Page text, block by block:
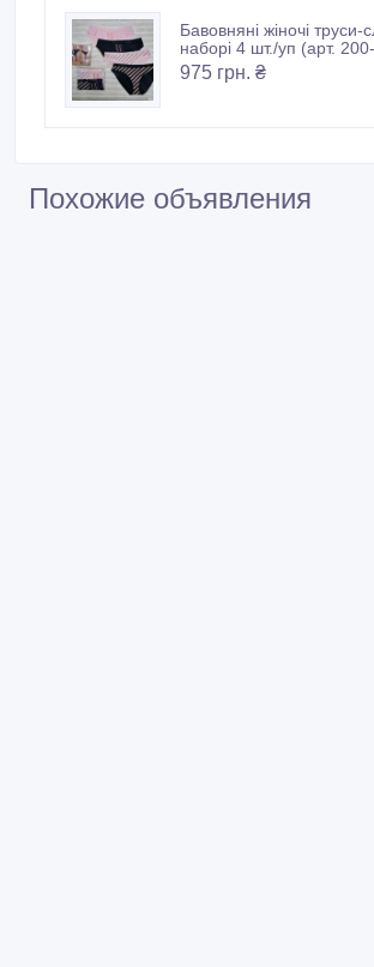
Бавовняні жіночі труси-
наборі 4 шт./уп (арт.
975 грн. ₴
Похожие объявления